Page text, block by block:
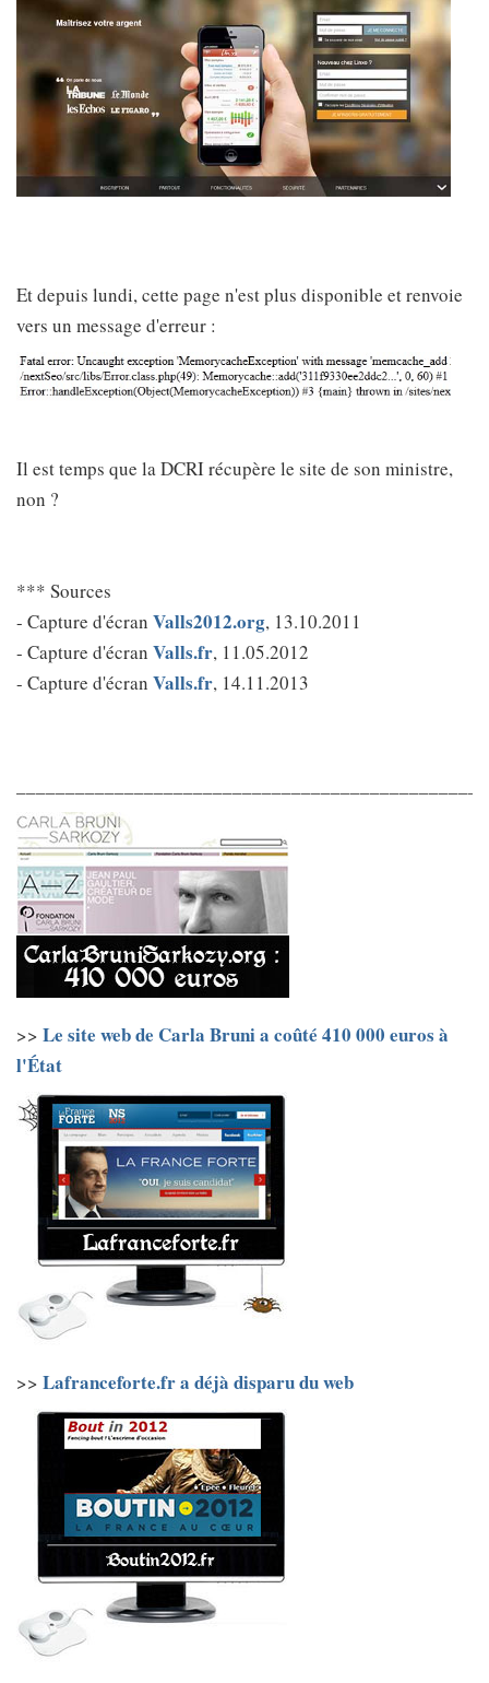
Et depuis lundi, cette page n'est plus disponible et renvoie
vers un message d'erreur :
Il est temps que la DCRI récupère le site de son ministre,
non ?
*** Sources
- Capture d'écran Valls2012.org, 13.10.2011
- Capture d'écran Valls.fr, 11.05.2012
- Capture d'écran Valls.fr, 14.11.2013
>> Le site web de Carla Bruni a coûté 410 000 euros à
l'État
>> Lafranceforte.fr a déjà disparu du web